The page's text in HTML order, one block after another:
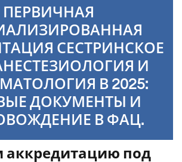
ПЕРВИЧНАЯ
СЕСТРИНСКОЕ
И
В 2025:
ДОКУМЕНТЫ И
В ФАЦ.
аккредитацию под